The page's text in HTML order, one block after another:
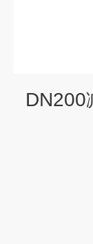
DN200